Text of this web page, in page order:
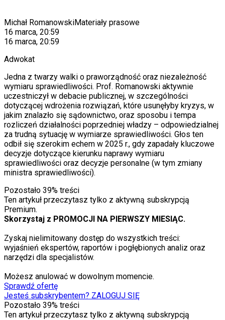
Michał RomanowskiMateriały prasowe
16 marca, 20:59
16 marca, 20:59
Adwokat
Jedna z twarzy walki o praworządność oraz niezależność
wymiaru sprawiedliwości. Prof. Romanowski aktywnie
uczestniczył w debacie publicznej, w szczególności
dotyczącej wdrożenia rozwiązań, które usunęłyby kryzys, w
jakim znalazło się sądownictwo, oraz sposobu i tempa
rozliczeń działalności poprzedniej władzy – odpowiedzialnej
za trudną sytuację w wymiarze sprawiedliwości. Głos ten
odbił się szerokim echem w 2025 r., gdy zapadały kluczowe
decyzje dotyczące kierunku naprawy wymiaru
sprawiedliwości oraz decyzje personalne (w tym zmiany
ministra sprawiedliwości).
Pozostało 39% treści
Ten artykuł przeczytasz tylko z aktywną subskrypcją
Premium.
Skorzystaj z PROMOCJI NA PIERWSZY MIESIĄC.
Zyskaj nielimitowany dostęp do wszystkich treści:
wyjaśnień ekspertów, raportów i pogłębionych analiz oraz
narzędzi dla specjalistów.
Możesz anulować w dowolnym momencie.
Sprawdź ofertę
Jesteś subskrybentem? ZALOGUJ SIĘ
Pozostało 39% treści
Ten artykuł przeczytasz tylko z aktywną subskrypcją